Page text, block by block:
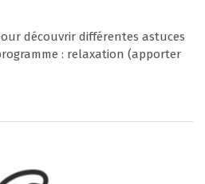
découvrir différentes astuces
: relaxation (apporter